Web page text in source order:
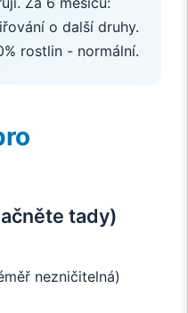
o další druhy.
rostlin - normální.
tady)
nezničitelná)